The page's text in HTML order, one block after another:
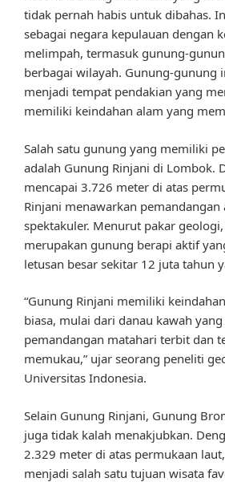
tidak pernah habis untuk dibahas.
sebagai negara kepulauan dengan
melimpah, termasuk gunung-
berbagai wilayah. Gunung-gunung
menjadi tempat pendakian yang
memiliki keindahan alam yang
Salah satu gunung yang memiliki
adalah Gunung Rinjani di Lombok.
mencapai 3.726 meter di atas
Rinjani menawarkan pemandangan
spektakuler. Menurut pakar
merupakan gunung berapi aktif
letusan besar sekitar 12 juta tahun
“Gunung Rinjani memiliki
biasa, mulai dari danau kawah
pemandangan matahari terbit dan
memukau,” ujar seorang peneliti
Universitas Indonesia.
Selain Gunung Rinjani, Gunung
juga tidak kalah menakjubkan.
2.329 meter di atas permukaan
menjadi salah satu tujuan wisata